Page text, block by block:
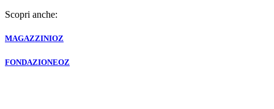
Scopri anche:
MAGAZZINIOZ
FONDAZIONEOZ